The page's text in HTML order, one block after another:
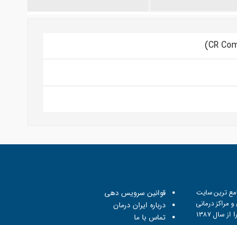
ترین سایت
مراکز درمانی
است. این سایت به طور رسمی کار خود را از سال 1387
قوانین سرویس دهی
درباره ایران درمان
تماس با ما